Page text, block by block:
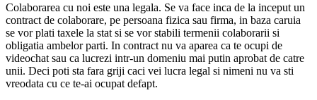
Colaborarea cu noi este una legala. Se va face inca de la inceput un
contract de colaborare, pe persoana fizica sau firma, in baza caruia
se vor plati taxele la stat si se vor stabili termenii colaborarii si
obligatia ambelor parti. In contract nu va aparea ca te ocupi de
videochat sau ca lucrezi intr-un domeniu mai putin aprobat de catre
unii. Deci poti sta fara griji caci vei lucra legal si nimeni nu va sti
vreodata cu ce te-ai ocupat defapt.